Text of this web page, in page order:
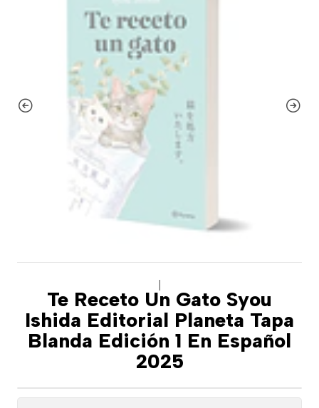
Te Receto Un Gato Syou
Ishida Editorial Planeta Tapa
Blanda Edición 1 En Español
2025